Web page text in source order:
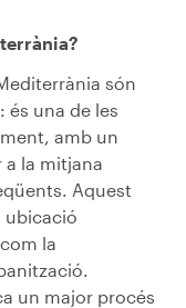
són
és una de les
amb un
la mitjana
Aquest
ubicació
la
un major procés